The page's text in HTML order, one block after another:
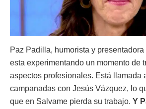
Paz Padilla, humorista y presentadora
esta experimentando un momento de
aspectos profesionales. Está llamada
campanadas con Jesús Vázquez, lo
que en Salvame pierda su trabajo. Y